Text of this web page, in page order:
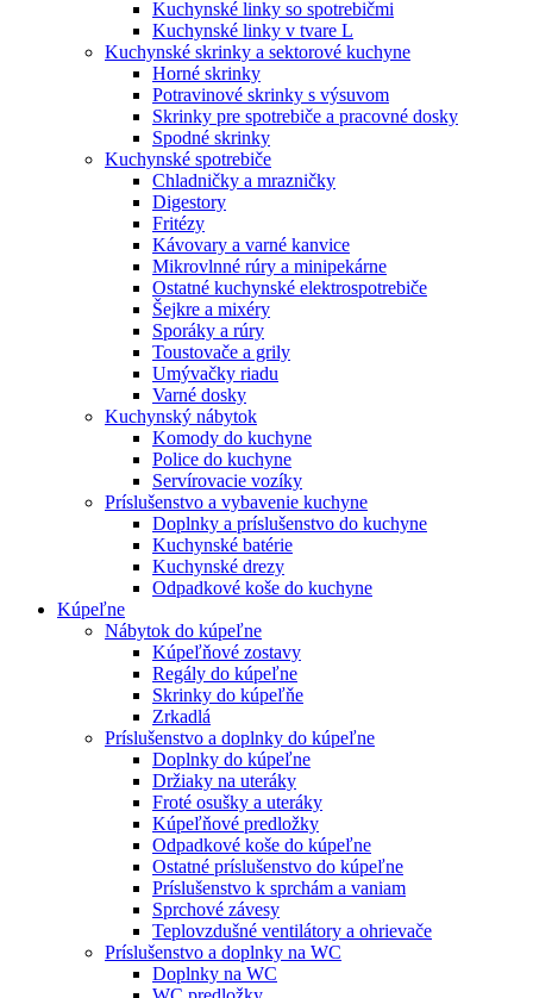
Kuchynské linky so spotrebičmi
Kuchynské linky v tvare L
Kuchynské skrinky a sektorové kuchyne
Horné skrinky
Potravinové skrinky s výsuvom
Skrinky pre spotrebiče a pracovné dosky
Spodné skrinky
Kuchynské spotrebiče
Chladničky a mrazničky
Digestory
Fritézy
Kávovary a varné kanvice
Mikrovlnné rúry a minipekárne
Ostatné kuchynské elektrospotrebiče
Šejkre a mixéry
Sporáky a rúry
Toustovače a grily
Umývačky riadu
Varné dosky
Kuchynský nábytok
Komody do kuchyne
Police do kuchyne
Servírovacie vozíky
Príslušenstvo a vybavenie kuchyne
Doplnky a príslušenstvo do kuchyne
Kuchynské batérie
Kuchynské drezy
Odpadkové koše do kuchyne
Kúpeľne
Nábytok do kúpeľne
Kúpeľňové zostavy
Regály do kúpeľne
Skrinky do kúpeľňe
Zrkadlá
Príslušenstvo a doplnky do kúpeľne
Doplnky do kúpeľne
Držiaky na uteráky
Froté osušky a uteráky
Kúpeľňové predložky
Odpadkové koše do kúpeľne
Ostatné príslušenstvo do kúpeľne
Príslušenstvo k sprchám a vaniam
Sprchové závesy
Teplovzdušné ventilátory a ohrievače
Príslušenstvo a doplnky na WC
Doplnky na WC